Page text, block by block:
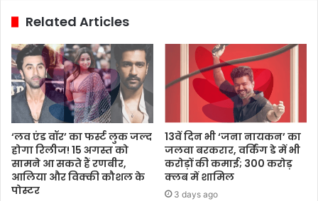
Related Articles
‘लव एंड वॉर’ का फर्स्ट लुक जल्द
होगा रिलीज! 15 अगस्त को
सामने आ सकते हैं रणबीर,
आलिया और विक्की कौशल के
पोस्टर
13वें दिन भी ‘जना नायकन’ का
जलवा बरकरार, वर्किंग डे में भी
करोड़ों की कमाई; 300 करोड़
क्लब में शामिल
3 days ago